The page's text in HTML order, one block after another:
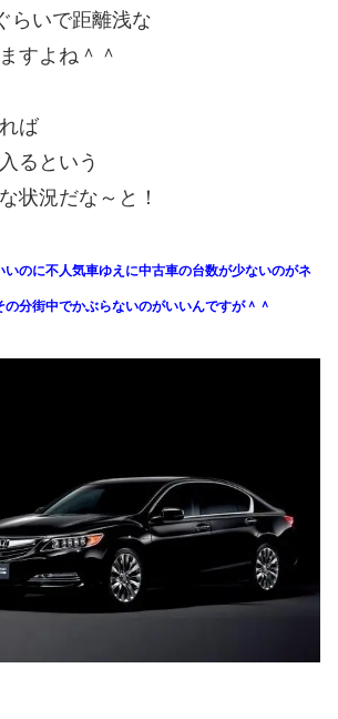
らいで距離浅な
すよね＾＾
ば
るという
状況だな～と！
いのに不人気車ゆえに中古車の台数が少ないのがネ
の分街中でかぶらないのがいいんですが＾＾